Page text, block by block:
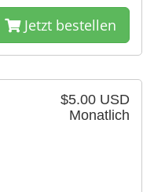
Jetzt bestellen
$5.00 USD
Monatlich